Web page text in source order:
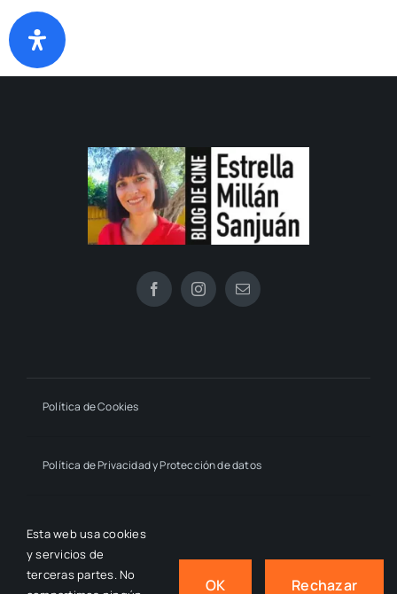
Política de Cookies
Política de Privacidad y Protección de datos
Esta web usa cookies
y servicios de
terceras partes. No
OK Rechazar